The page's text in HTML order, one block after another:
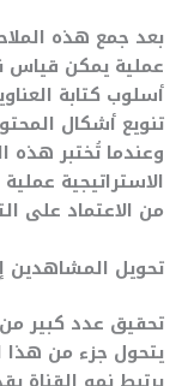
بعد جمع هذه
عملية يمكن قياس
أسلوب كتابة
تنويع أشكال
وعندما تُختبر هذه
الاستراتيجية
من الاعتماد على
تحويل المشاهدين
تحقيق عدد كبير
يتحول جزء من هذا